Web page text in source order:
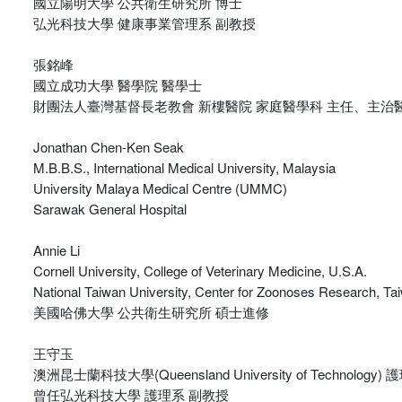
弘光科技大學 健康事業管理系 副教授
張銘峰
國立成功大學 醫學院 醫學士
財團法人臺灣基督長老教會 新樓醫院 家庭醫學科 主任、主治
Jonathan Chen-Ken Seak
M.B.B.S., International Medical University, Malaysia
University Malaya Medical Centre (UMMC)
Sarawak General Hospital
Annie Li
Cornell University, College of Veterinary Medicine, U.S.A.
National Taiwan University, Center for Zoonoses Research,
美國哈佛大學 公共衛生研究所 碩士進修
王守玉
澳洲昆士蘭科技大學(Queensland University of Technology)
曾任弘光科技大學 護理系 副教授